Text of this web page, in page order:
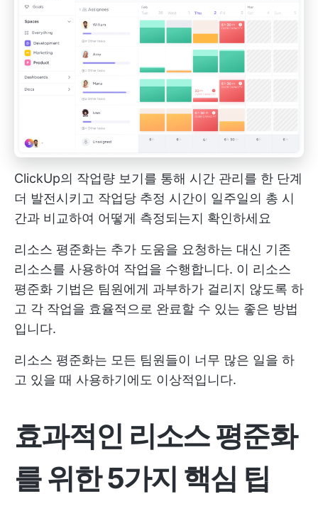
ClickUp의 작업량 보기를 통해 시간 관리를 한 단계
더 발전시키고 작업당 추정 시간이 일주일의 총 시
간과 비교하여 어떻게 측정되는지 확인하세요
리소스 평준화는 추가 도움을 요청하는 대신 기존
리소스를 사용하여 작업을 수행합니다. 이 리소스
평준화 기법은 팀원에게 과부하가 걸리지 않도록 하
고 각 작업을 효율적으로 완료할 수 있는 좋은 방법
입니다.
리소스 평준화는 모든 팀원들이 너무 많은 일을 하
고 있을 때 사용하기에도 이상적입니다.
효과적인 리소스 평준화
를 위한 5가지 핵심 팁